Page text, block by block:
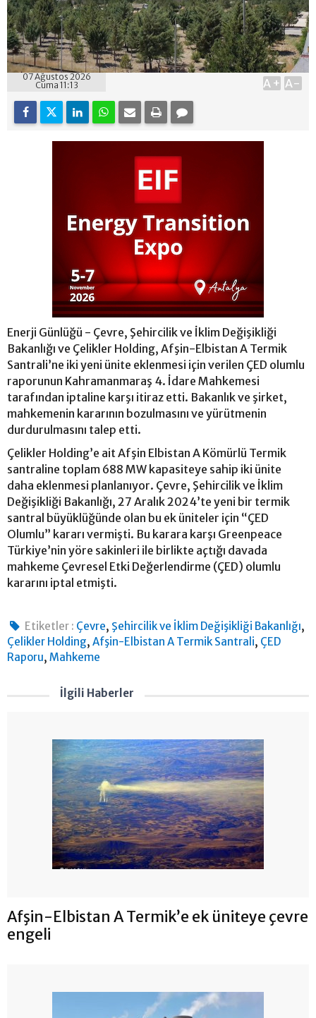
07 Ağustos 2026
Cuma 11:13
A+ A-
Enerji Günlüğü - Çevre, Şehircilik ve İklim Değişikliği
Bakanlığı ve Çelikler Holding, Afşin-Elbistan A Termik
Santrali’ne iki yeni ünite eklenmesi için verilen ÇED olumlu
raporunun Kahramanmaraş 4. İdare Mahkemesi
tarafından iptaline karşı itiraz etti. Bakanlık ve şirket,
mahkemenin kararının bozulmasını ve yürütmenin
durdurulmasını talep etti.
Çelikler Holding’e ait Afşin Elbistan A Kömürlü Termik
santraline toplam 688 MW kapasiteye sahip iki ünite
daha eklenmesi planlanıyor. Çevre, Şehircilik ve İklim
Değişikliği Bakanlığı, 27 Aralık 2024’te yeni bir termik
santral büyüklüğünde olan bu ek üniteler için “ÇED
Olumlu” kararı vermişti. Bu karara karşı Greenpeace
Türkiye’nin yöre sakinleri ile birlikte açtığı davada
mahkeme Çevresel Etki Değerlendirme (ÇED) olumlu
kararını iptal etmişti.
Etiketler : Çevre, Şehircilik ve İklim Değişikliği Bakanlığı,
Çelikler Holding, Afşin-Elbistan A Termik Santrali, ÇED
Raporu, Mahkeme
İlgili Haberler
Afşin-Elbistan A Termik’e ek üniteye çevre
engeli